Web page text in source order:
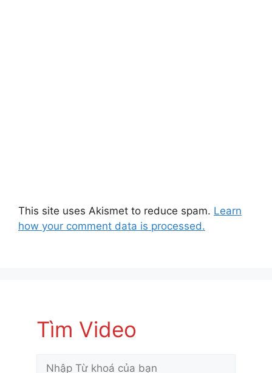
This site uses Akismet to reduce spam. Learn
how your comment data is processed.
Tìm Video